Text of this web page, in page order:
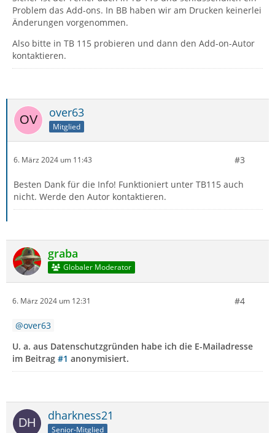
Problem das Add-ons. In BB haben wir am Drucken keinerlei
Änderungen vorgenommen.
Also bitte in TB 115 probieren und dann den Add-on-Autor
kontaktieren.
over63
Mitglied
6. März 2024 um 11:43 #3
Besten Dank für die Info! Funktioniert unter TB115 auch
nicht. Werde den Autor kontaktieren.
graba
Globaler Moderator
6. März 2024 um 12:31 #4
over63
U. a. aus Datenschutzgründen habe ich die E-Mailadresse
im Beitrag #1 anonymisiert.
dharkness21
Senior-Mitglied